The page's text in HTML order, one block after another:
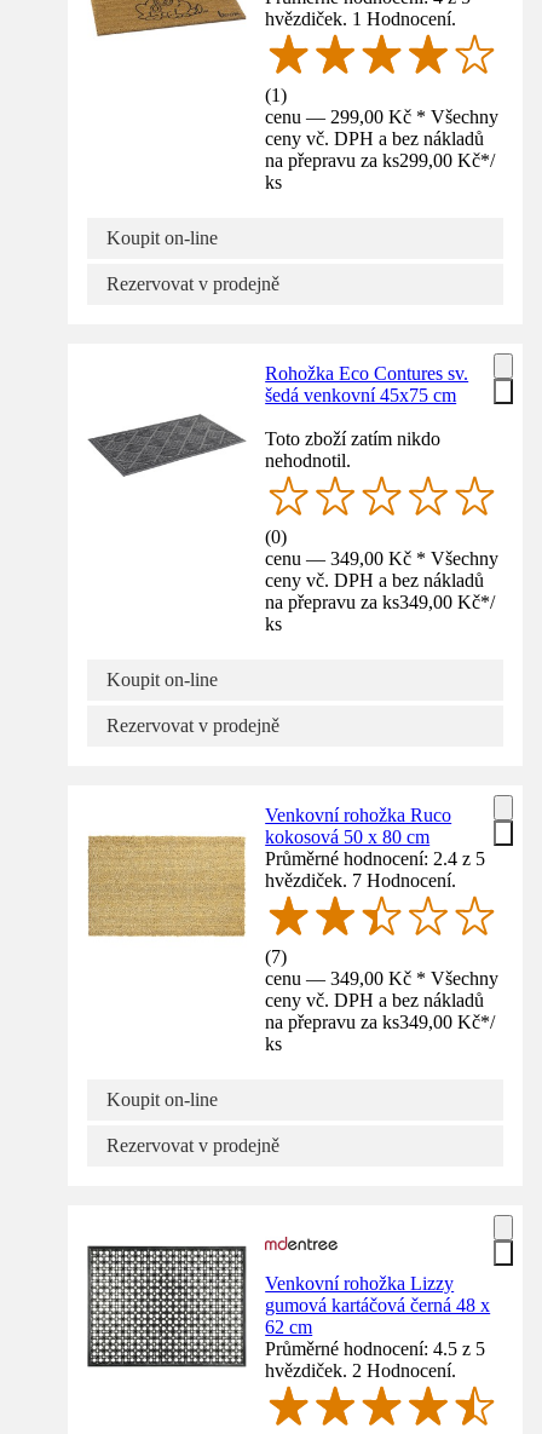
hvězdiček. 1 Hodnocení.
(1)
cenu — 299,00 Kč * Všechny
ceny vč. DPH a bez nákladů
na přepravu za ks299,00 Kč*/
ks
Koupit on-line
Rezervovat v prodejně
Rohožka Eco Contures sv.
šedá venkovní 45x75 cm
Toto zboží zatím nikdo
nehodnotil.
(0)
cenu — 349,00 Kč * Všechny
ceny vč. DPH a bez nákladů
na přepravu za ks349,00 Kč*/
ks
Koupit on-line
Rezervovat v prodejně
Venkovní rohožka Ruco
kokosová 50 x 80 cm
Průměrné hodnocení: 2.4 z 5
hvězdiček. 7 Hodnocení.
(7)
cenu — 349,00 Kč * Všechny
ceny vč. DPH a bez nákladů
na přepravu za ks349,00 Kč*/
ks
Koupit on-line
Rezervovat v prodejně
Venkovní rohožka Lizzy
gumová kartáčová černá 48 x
62 cm
Průměrné hodnocení: 4.5 z 5
hvězdiček. 2 Hodnocení.